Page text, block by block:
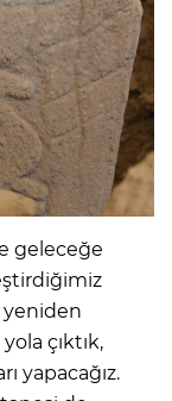
geleceğe
yeniden
çıktık,
yapacağız.